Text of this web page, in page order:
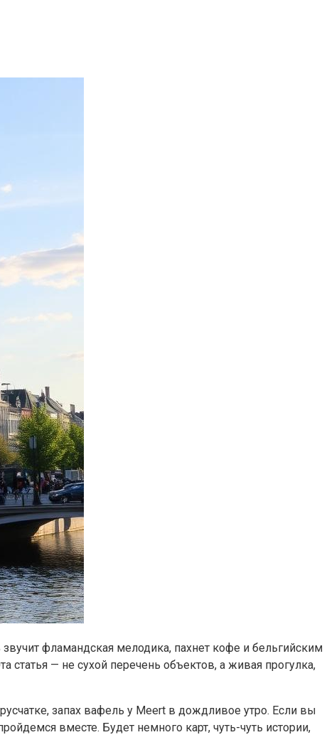
фламандская мелодика, пахнет кофе и бельгийским
— не сухой перечень объектов, а живая прогулка,
запах вафель у Meert в дождливое утро. Если вы
вместе. Будет немного карт, чуть-чуть истории,